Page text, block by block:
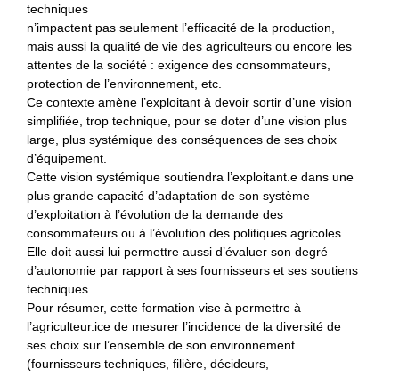
techniques
n’impactent pas seulement l’efficacité de la production,
mais aussi la qualité de vie des agriculteurs ou encore les
attentes de la société : exigence des consommateurs,
protection de l’environnement, etc.
Ce contexte amène l’exploitant à devoir sortir d’une vision
simplifiée, trop technique, pour se doter d’une vision plus
large, plus systémique des conséquences de ses choix
d’équipement.
Cette vision systémique soutiendra l’exploitant.e dans une
plus grande capacité d’adaptation de son système
d’exploitation à l’évolution de la demande des
consommateurs ou à l’évolution des politiques agricoles.
Elle doit aussi lui permettre aussi d’évaluer son degré
d’autonomie par rapport à ses fournisseurs et ses soutiens
techniques.
Pour résumer, cette formation vise à permettre à
l’agriculteur.ice de mesurer l’incidence de la diversité de
ses choix sur l’ensemble de son environnement
(fournisseurs techniques, filière, décideurs,